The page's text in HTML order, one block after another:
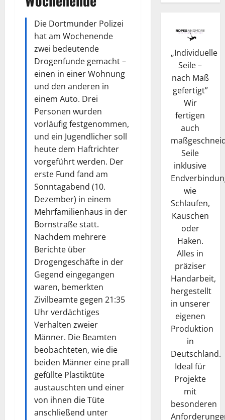
Die Dortmunder Polizei
hat am Wochenende
zwei bedeutende
Drogenfunde gemacht –
einen in einer Wohnung
und den anderen in
einem Auto. Drei
Personen wurden
vorläufig festgenommen,
und ein Jugendlicher soll
heute dem Haftrichter
vorgeführt werden. Der
erste Fund fand am
Sonntagabend (10.
Dezember) in einem
Mehrfamilienhaus in der
Bornstraße statt.
Nachdem mehrere
Berichte über
Drogengeschäfte in der
Gegend eingegangen
waren, bemerkten
Zivilbeamte gegen 21:35
Uhr verdächtiges
Verhalten zweier
Männer. Die Beamten
beobachteten, wie die
beiden Männer eine prall
gefüllte Plastiktüte
austauschten und einer
von ihnen die Tüte
anschließend unter
„Individuelle
Seile –
nach Maß
gefertigt”
Wir
fertigen
auch
Seile
inklusive
wie
Schlaufen,
Kauschen
oder
Haken.
Alles in
präziser
Handarbeit,
hergestellt
in unserer
eigenen
Produktion
in
Deutschland.
Ideal für
Projekte
mit
besonderen